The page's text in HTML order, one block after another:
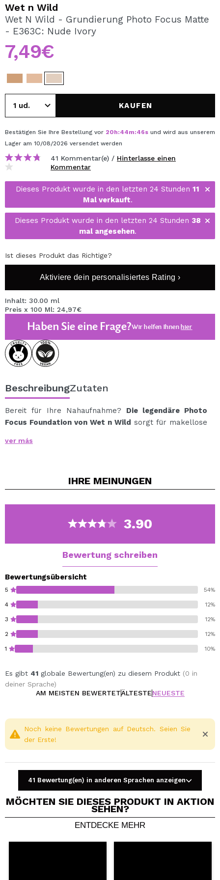
REGISTRIEREN
Durch die Erstellung eines Kontos bei Maquillalia.de
können Sie Ihre Einkäufe schnell tätigen, den Status Ihrer
Bestellungen überprüfen und Ihre bisherigen Vorgänge
einsehen.
Wet n Wild
Wet N Wild - Grundierung Photo Focus Matte
- E363C: Nude Ivory
7,49€
KAUFEN
Bestätigen Sie Ihre Bestellung vor 20h:44m:46s und wird aus unserem
Lager am 10/08/2026 versendet werden
41 Kommentar(e) / Hinterlasse einen
Kommentar
Dieses Produkt wurde in den letzten 24 Stunden 11
Mal verkauft.
Dieses Produkt wurde in den letzten 24 Stunden 38
mal angesehen.
Ist dieses Produkt das Richtige?
Aktiviere dein personalisiertes Rating ›
Inhalt: 30.00 ml
Preis x 100 Ml: 24,97€
Haben Sie eine Frage?Wir helfen Ihnenhier
BeschreibungZutaten
Bereit für Ihre Nahaufnahme? Die legendäre Photo
Focus Foundation von Wet n Wild sorgt für makellose
Seine leistungsstarke, hochpigmentierte Formel mit
bis zu LED-Scheinwerfern.
gleicht den Hautton aus, minimiert Unreinheiten und
ver más
IHRE MEINUNGEN
3.90
Bewertung schreiben
Bewertungsübersicht
5 54%
4 12%
3 12%
2 12%
1 10%
Es gibt 41 globale Bewertung(en) zu diesem Produkt (0 in
deiner Sprache)
AM MEISTEN BEWERTETÄLTESTENEUESTE
Ein Video oder Foto teilen
Dein Video könnte das erste sein. Stell es dir vor...
Noch keine Bewertungen auf Deutsch. Seien Sie
der Erste!
41 Bewertung(en) in anderen Sprachen anzeigen
MÖCHTEN SIE DIESES PRODUKT IN AKTION
SEHEN?
ENTDECKE MEHR